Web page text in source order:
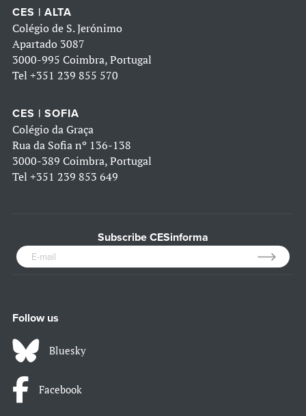
CES | ALTA
Colégio de S. Jerónimo
Apartado 3087
3000-995 Coimbra, Portugal
Tel +351 239 855 570
CES | SOFIA
Colégio da Graça
Rua da Sofia nº 136-138
3000-389 Coimbra, Portugal
Tel +351 239 853 649
Subscribe CESinforma
Follow us
Bluesky
Facebook